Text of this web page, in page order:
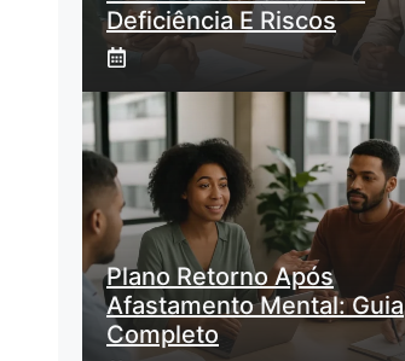
Deficiência E Riscos
Plano Retorno Após
Afastamento Mental: Guia
Completo